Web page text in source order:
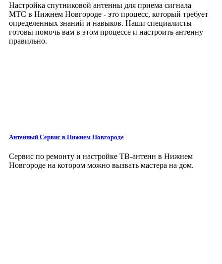
Настройка спутниковой антенны для приема сигнала
МТС в Нижнем Новгороде - это процесс, который требует
определенных знаний и навыков. Наши специалисты
готовы помочь вам в этом процессе и настроить антенну
правильно.
Антенный Сервис в Нижнем Новгороде
Сервис по ремонту и настройке ТВ-антенн в Нижнем
Новгороде на котором можно вызвать мастера на дом.